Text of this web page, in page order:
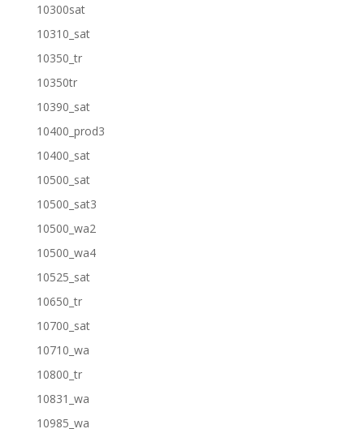
10300sat
10310_sat
10350_tr
10350tr
10390_sat
10400_prod3
10400_sat
10500_sat
10500_sat3
10500_wa2
10500_wa4
10525_sat
10650_tr
10700_sat
10710_wa
10800_tr
10831_wa
10985_wa